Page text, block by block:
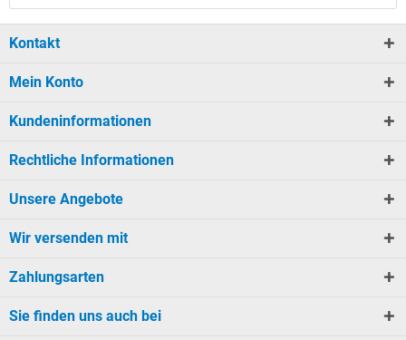
Kontakt
Mein Konto
Kundeninformationen
Rechtliche Informationen
Unsere Angebote
Wir versenden mit
Zahlungsarten
Sie finden uns auch bei